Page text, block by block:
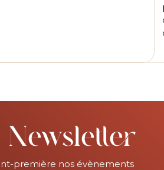
première nos évènements